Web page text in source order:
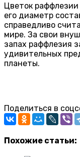
Цветок
его диаметр
справедливо
мире. За свои
запах раффлезия
удивительных
планеты.
Поделиться в
Похожие статьи: